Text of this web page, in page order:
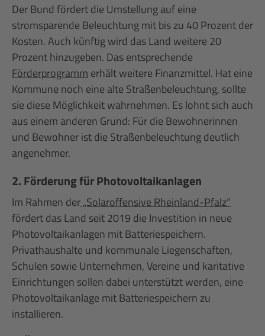
Der Bund fördert die Umstellung auf eine
stromsparende Beleuchtung mit bis zu 40 Prozent der
Kosten. Auch künftig wird das Land weitere 20
Prozent hinzugeben. Das entsprechende
Förderprogramm erhält weitere Finanzmittel. Hat eine
Kommune noch eine alte Straßenbeleuchtung, sollte
sie diese Möglichkeit wahrnehmen. Es lohnt sich auch
aus einem anderen Grund: Für die Bewohnerinnen
und Bewohner ist die Straßenbeleuchtung deutlich
angenehmer.
2. Förderung für Photovoltaikanlagen
Im Rahmen der„Solaroffensive Rheinland-Pfalz“
fördert das Land seit 2019 die Investition in neue
Photovoltaikanlagen mit Batteriespeichern.
Privathaushalte und kommunale Liegenschaften,
Schulen sowie Unternehmen, Vereine und karitative
Einrichtungen sollen dabei unterstützt werden, eine
Photovoltaikanlage mit Batteriespeichern zu
installieren.